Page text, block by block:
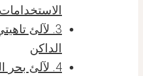
الاستخدامات
3. لآلئ
الداكن
4. لآلئ بحر